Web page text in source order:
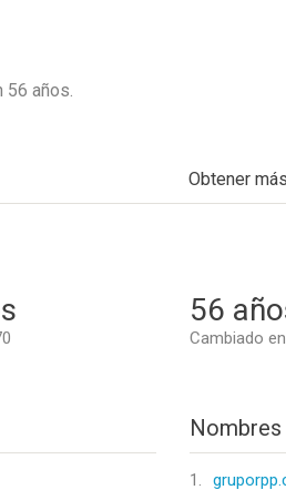
56 años.
Obtener más
56
Cambiado
1.